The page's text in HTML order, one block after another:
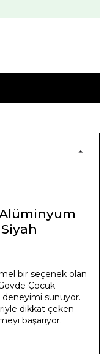
bir seçenek olan
Çocuk
sunuyor.
dikkat çeken
başarıyor.